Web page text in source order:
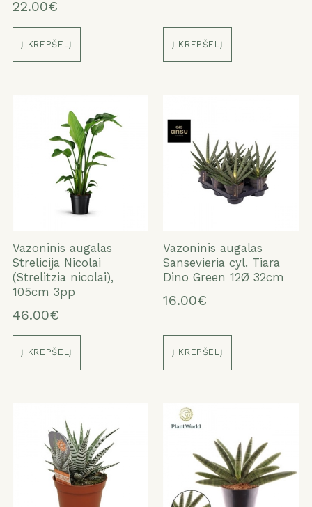
22.00€
Į KREPŠELĮ Į KREPŠELĮ
Vazoninis augalas
Strelicija Nicolai
(Strelitzia nicolai),
105cm 3pp
46.00€
Į KREPŠELĮ
Vazoninis augalas
Sansevieria cyl. Tiara
Dino Green 12Ø 32cm
16.00€
Į KREPŠELĮ